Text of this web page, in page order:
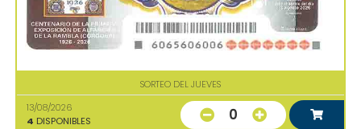
SORTEO DEL JUEVES
13/08/2026
4 DISPONIBLES 0